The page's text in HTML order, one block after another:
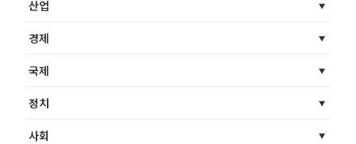
산업
경제
국제
정치
사회